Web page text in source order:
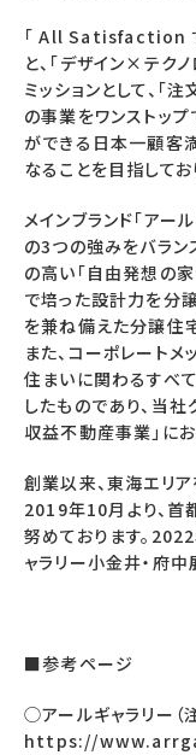
「 All Satisfaction
と、「デザイン×テク
ミッションとして、「
の事業をワンストッ
ができる日本一顧客
なることを目指してお
メインブランド「アール
の3つの強みをバラン
の高い「自由発想の
で培った設計力を分
を兼ね備えた分譲住
また、コーポレートメ
住まいに関わるすべ
したものであり、当社
収益不動産事業」に
創業以来、東海エリ
2019年10月より、首
努めております。
ャラリー小金井・府中
■参考ページ
◯アールギャラリー（
https://